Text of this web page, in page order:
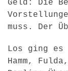
Geld: Die
muss. Der
Los ging
Hamm,